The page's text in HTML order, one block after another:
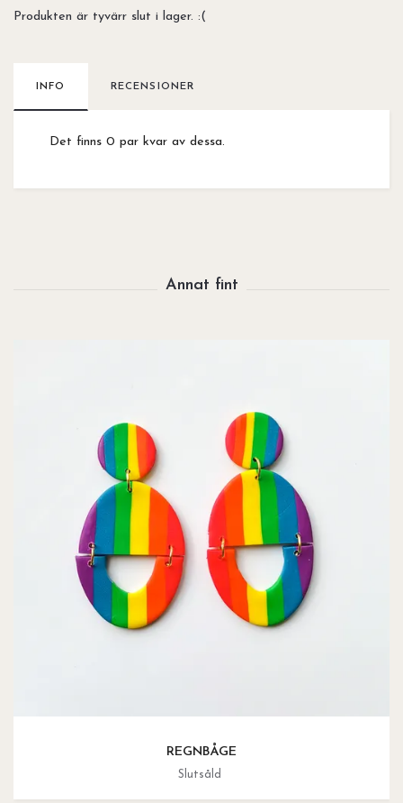
Produkten är tyvärr slut i lager. :(
INFO RECENSIONER
Det finns 0 par kvar av dessa.
REGNBÅGE
Slutsåld